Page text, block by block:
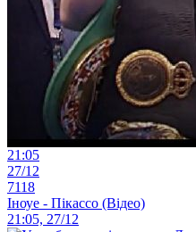
21:05
27/12
7118
Іноуе - Пікассо (Відео)
21:05, 27/12